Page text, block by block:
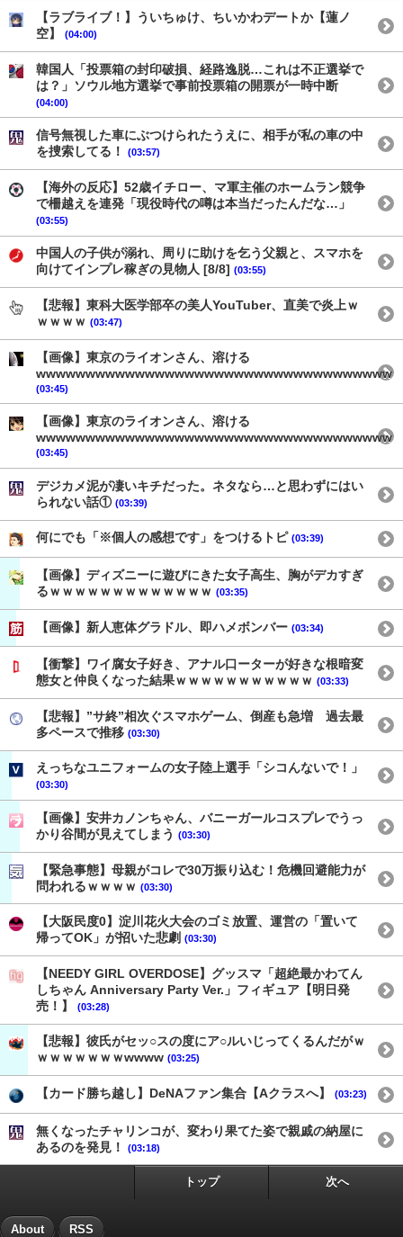
【ラブライブ！】ういちゅけ、ちいかわデートか【蓮ノ
空】
(04:00)
韓国人「投票箱の封印破損、経路逸脱…これは不正選挙で
は？」ソウル地方選挙で事前投票箱の開票が一時中断
(04:00)
信号無視した車にぶつけられたうえに、相手が私の車の中
を捜索してる！
(03:57)
【海外の反応】52歳イチロー、マ軍主催のホームラン競争
で柵越えを連発「現役時代の噂は本当だったんだな…」
(03:55)
中国人の子供が溺れ、周りに助けを乞う父親と、スマホを
向けてインプレ稼ぎの見物人 [8/8] (03:55)
【悲報】東科大医学部卒の美人YouTuber、直美で炎上ｗ
ｗｗｗｗ (03:47)
【画像】東京のライオンさん、溶ける
wwwwwwwwwwwwwwwwwwwwwwwwwwwwwwwwwwww
(03:45)
【画像】東京のライオンさん、溶ける
wwwwwwwwwwwwwwwwwwwwwwwwwwwwwwwwwwww
(03:45)
デジカメ泥が凄いキチだった。ネタなら…と思わずにはい
られない話① (03:39)
何にでも「※個人の感想です」をつけるトピ (03:39)
【画像】ディズニーに遊びにきた女子高生、胸がデカすぎ
るｗｗｗｗｗｗｗｗｗｗｗｗｗ (03:35)
【画像】新人恵体グラドル、即ハメボンバー (03:34)
【衝撃】ワイ腐女子好き、アナル口ーターが好きな根暗変
態女と仲良くなった結果ｗｗｗｗｗｗｗｗｗｗｗ (03:33)
【悲報】”サ終”相次ぐスマホゲーム、倒産も急増 過去最
多ペースで推移 (03:30)
えっちなユニフォームの女子陸上選手「シコんないで！」
(03:30)
【画像】安井カノンちゃん、バニーガールコスプレでうっ
かり谷間が見えてしまう (03:30)
【緊急事態】母親がコレで30万振り込む！危機回避能力が
問われるｗｗｗｗ (03:30)
【大阪民度0】淀川花火大会のゴミ放置、運営の「置いて
帰ってOK」が招いた悲劇 (03:30)
【NEEDY GIRL OVERDOSE】グッスマ「超絶最かわてん
しちゃん Anniversary Party Ver.」フィギュア【明日発
売！】
(03:28)
【悲報】彼氏がセッ○スの度にア○ルいじってくるんだがｗ
ｗｗｗｗｗｗｗwwww (03:25)
【カード勝ち越し】DeNAファン集合【Aクラスへ】 (03:23)
無くなったチャリンコが、変わり果てた姿で親戚の納屋に
あるのを発見！
(03:18)
トップ 次へ
About RSS